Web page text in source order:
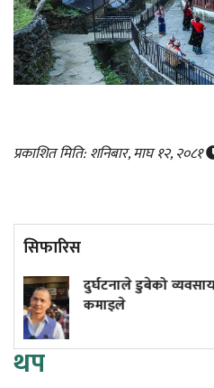
प्रकाशित मिति: शनिबार, माघ १२, २०८१
सिफारिस
थप